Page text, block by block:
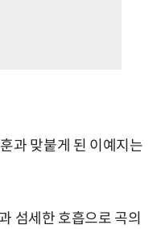
과 맞붙게 된 이예지는
섬세한 호흡으로 곡의